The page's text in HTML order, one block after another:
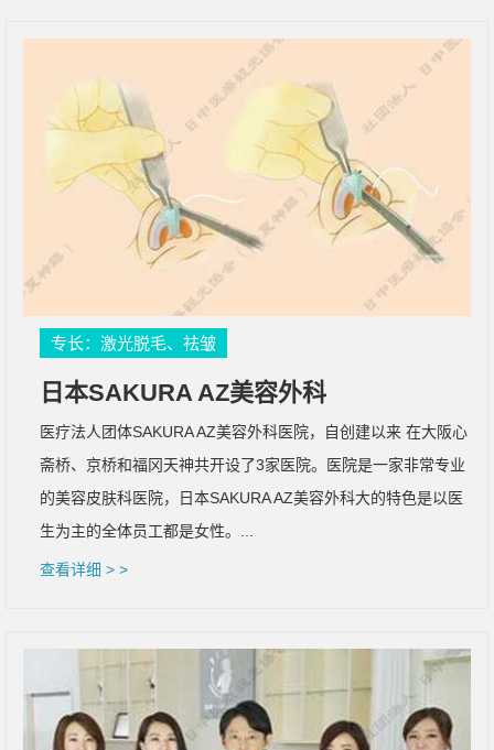
专长：激光脱毛、祛皱
日本SAKURA AZ美容外科
医疗法人团体SAKURA AZ美容外科医院，自创建以来 在大阪心
斋桥、京桥和福冈天神共开设了3家医院。医院是一家非常专业
的美容皮肤科医院，日本SAKURA AZ美容外科大的特色是以医
生为主的全体员工都是女性。...
查看详细 > >